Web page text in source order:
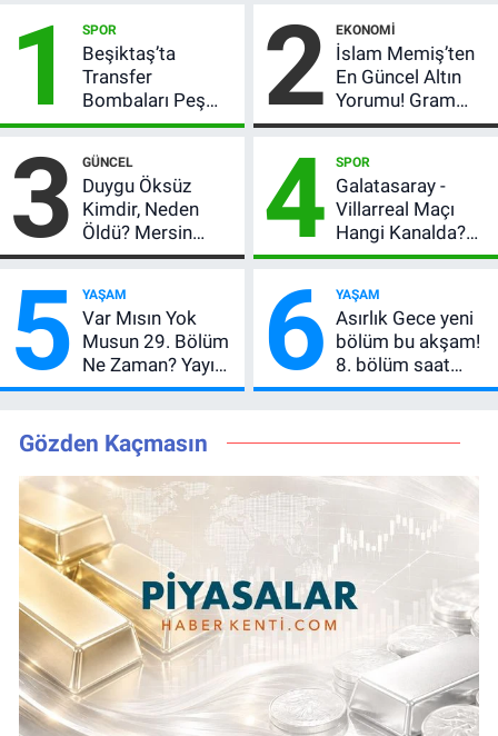
1 SPOR
Beşiktaş’ta
Transfer
Bombaları Peş
Peşe! Adalı
Açıkladı, 5 Yıldız
Daha Listede
2 EKONOMI
İslam Memiş’ten
En Güncel Altın
Yorumu! Gram
Altın İçin 6.350 TL
Beklentisi
Değişmedi
3 GÜNCEL
Duygu Öksüz
Kimdir, Neden
Öldü? Mersin
Basınının Acı
4 SPOR
Galatasaray -
Villarreal Maçı
Hangi Kanalda?
Hazırlık Maçı Ne
Kaçta, Nereden
İzlenir?
5 YAŞAM
Var Mısın Yok
Musun 29. Bölüm
Ne Zaman? Yayın
Günü Değişti, Yeni
6 YAŞAM
Asırlık Gece yeni
bölüm bu akşam!
8. bölüm saat
kaçta, TRT 1 canlı
Gözden Kaçmasın